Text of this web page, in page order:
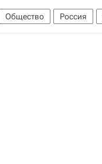
Общество Россия